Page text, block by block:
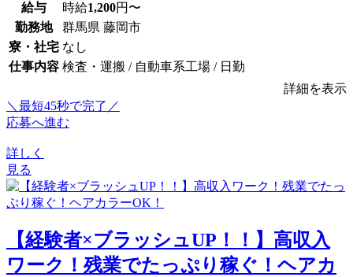
給与 時給1,200円〜
勤務地
群馬県 藤岡市
寮・社宅 なし
仕事内容 検査・運搬 / 自動車系工場 / 日勤
詳細を表示
＼最短45秒で完了／
応募へ進む
詳しく
見る
【経験者×ブラッシュUP！！】高収入
ワーク！残業でたっぷり稼ぐ！ヘアカ